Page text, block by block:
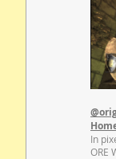
In
ORE